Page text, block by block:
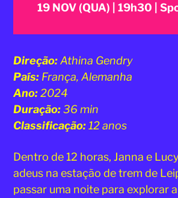
19 NOV (QUA) | 19h30 |
Direção:Athina Gendry
País: França, Alemanha
Ano:2024
Duração:36 min
Classificação:12 anos
Dentro de 12 horas, Janna e
adeus na estação de trem de
passar uma noite para explorar